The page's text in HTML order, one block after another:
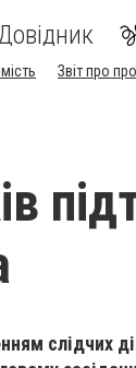
Звіт про
слідчих